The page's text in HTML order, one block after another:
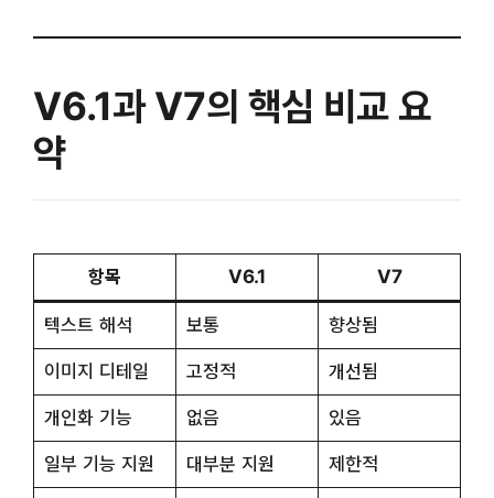
V6.1과 V7의 핵심 비교 요
약
항목 V6.1 V7
텍스트 해석 보통 향상됨
이미지 디테일 고정적 개선됨
개인화 기능 없음 있음
일부 기능 지원 대부분 지원 제한적